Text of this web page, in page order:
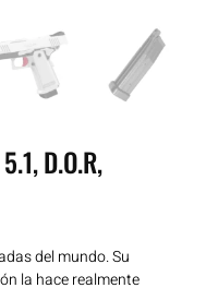
D.O.R,
del mundo. Su
la hace realmente